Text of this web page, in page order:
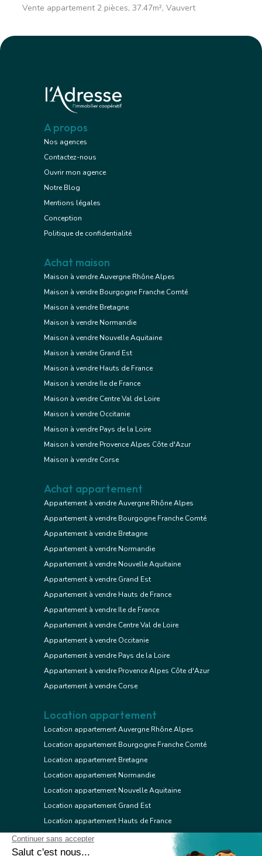
Vente appartement 2 pièces, 37.47m², Vauvert
A propos
Nos agences
Contactez-nous
Ouvrir mon agence
Notre Blog
Mentions légales
Conception
Politique de confidentialité
Achat maison
Maison à vendre Auvergne Rhône Alpes
Maison à vendre Bourgogne Franche Comté
Maison à vendre Bretagne
Maison à vendre Normandie
Maison à vendre Nouvelle Aquitaine
Maison à vendre Grand Est
Maison à vendre Hauts de France
Maison à vendre Ile de France
Maison à vendre Centre Val de Loire
Maison à vendre Occitanie
Maison à vendre Pays de la Loire
Maison à vendre Provence Alpes Côte d'Azur
Maison à vendre Corse
Achat appartement
Appartement à vendre Auvergne Rhône Alpes
Appartement à vendre Bourgogne Franche Comté
Appartement à vendre Bretagne
Appartement à vendre Normandie
Appartement à vendre Nouvelle Aquitaine
Appartement à vendre Grand Est
Appartement à vendre Hauts de France
Appartement à vendre Ile de France
Appartement à vendre Centre Val de Loire
Appartement à vendre Occitanie
Appartement à vendre Pays de la Loire
Appartement à vendre Provence Alpes Côte d'Azur
Appartement à vendre Corse
Location appartement
Location appartement Auvergne Rhône Alpes
Location appartement Bourgogne Franche Comté
Location appartement Bretagne
Location appartement Normandie
Location appartement Nouvelle Aquitaine
Location appartement Grand Est
Location appartement Hauts de France
Location appartement Ile de France
Location appartement Centre Val de Loire